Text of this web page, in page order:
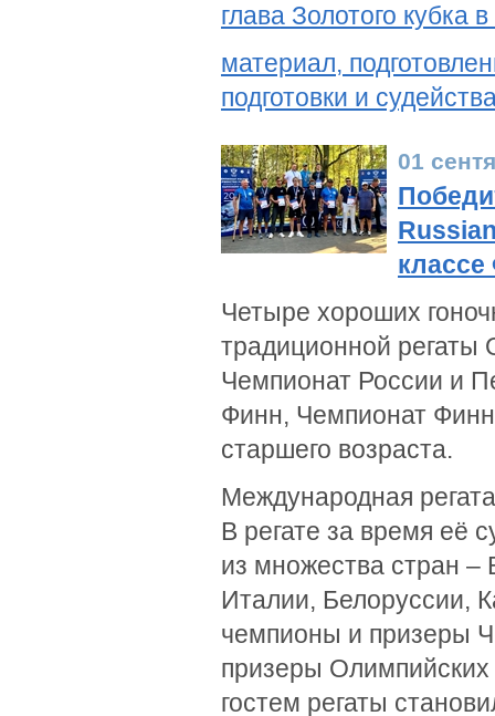
глава Золотого кубка
материал,
подготовки и
01
Четыре хороших
традиционной регаты
Чемпионат России и
Финн, Чемпионат
старшего возраста.
Международная
В регате за время её
из множества стран
Италии, Белоруссии,
чемпионы и призеры
призеры Олимпийских
гостем регаты